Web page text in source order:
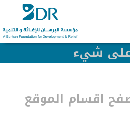
على شيء
اقسام الموقع